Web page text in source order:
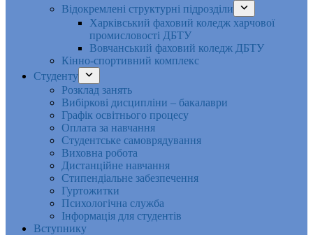
Відокремлені структурні підрозділи
Харківський фаховий коледж харчової
промисловості ДБТУ
Вовчанський фаховий коледж ДБТУ
Кінно-спортивний комплекс
Студенту
Розклад занять
Вибіркові дисципліни – бакалаври
Графік освітнього процесу
Оплата за навчання
Студентське самоврядування
Виховна робота
Дистанційне навчання
Стипендіальне забезпечення
Гуртожитки
Психологічна служба
Інформація для студентів
Вступнику